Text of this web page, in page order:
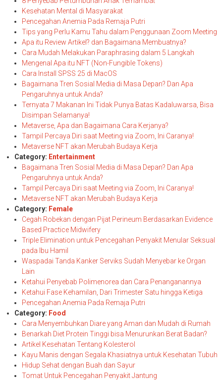
Kesehatan Mental di Masyarakat
Pencegahan Anemia Pada Remaja Putri
Tips yang Perlu Kamu Tahu dalam Penggunaan Zoom Meeting
Apa itu Review Artikel? dan Bagaimana Membuatnya?
Cara Mudah Melakukan Paraphrasing dalam 5 Langkah
Mengenal Apa itu NFT (Non-Fungible Tokens)
Cara Install SPSS 25 di MacOS
Bagaimana Tren Sosial Media di Masa Depan? Dan Apa
Pengaruhnya untuk Anda?
Ternyata 7 Makanan Ini Tidak Punya Batas Kadaluwarsa, Bisa
Disimpan Selamanya!
Metaverse, Apa dan Bagaimana Cara Kerjanya?
Tampil Percaya Diri saat Meeting via Zoom, Ini Caranya!
Metaverse NFT akan Merubah Budaya Kerja
Category: Entertainment
Bagaimana Tren Sosial Media di Masa Depan? Dan Apa
Pengaruhnya untuk Anda?
Tampil Percaya Diri saat Meeting via Zoom, Ini Caranya!
Metaverse NFT akan Merubah Budaya Kerja
Category: Female
Cegah Robekan dengan Pijat Perineum Berdasarkan Evidence
Based Practice Midwifery
Triple Elimination untuk Pencegahan Penyakit Menular Seksual
pada Ibu Hamil
Waspadai Tanda Kanker Serviks Sudah Menyebar ke Organ
Lain
Ketahui Penyebab Polimenorea dan Cara Penanganannya
Ketahui Fase Kehamilan, Dari Trimester Satu hingga Ketiga
Pencegahan Anemia Pada Remaja Putri
Category: Food
Cara Menyembuhkan Diare yang Aman dan Mudah di Rumah
Benarkah Diet Protein Tinggi bisa Menurunkan Berat Badan?
Artikel Kesehatan Tentang Kolesterol
Kayu Manis dengan Segala Khasiatnya untuk Kesehatan Tubuh
Hidup Sehat dengan Buah dan Sayur
Tomat Untuk Pencegahan Penyakit Jantung